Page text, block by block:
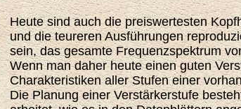
Heute sind auch die preiswertesten
und die teureren Ausführungen
sein, das gesamte Frequenzspektrum
Wenn man daher heute einen guten
Charakteristiken aller Stufen einer
Die Planung einer Verstärkerstufe